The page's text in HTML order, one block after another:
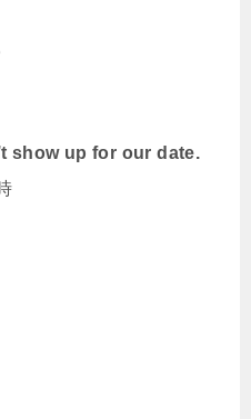
show up for our date.